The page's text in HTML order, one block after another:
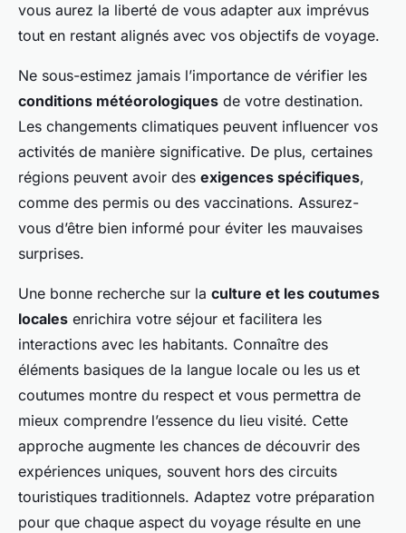
vous aurez la liberté de vous adapter aux imprévus
tout en restant alignés avec vos objectifs de voyage.
Ne sous-estimez jamais l’importance de vérifier les
conditions météorologiques de votre destination.
Les changements climatiques peuvent influencer vos
activités de manière significative. De plus, certaines
régions peuvent avoir des exigences spécifiques,
comme des permis ou des vaccinations. Assurez-
vous d’être bien informé pour éviter les mauvaises
surprises.
Une bonne recherche sur la culture et les coutumes
locales enrichira votre séjour et facilitera les
interactions avec les habitants. Connaître des
éléments basiques de la langue locale ou les us et
coutumes montre du respect et vous permettra de
mieux comprendre l’essence du lieu visité. Cette
approche augmente les chances de découvrir des
expériences uniques, souvent hors des circuits
touristiques traditionnels. Adaptez votre préparation
pour que chaque aspect du voyage résulte en une